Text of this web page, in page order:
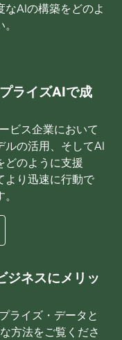
AIの構築をどのよ
ライズAIで成
ビス企業において
ルの活用、そしてAI
どのように支援
より迅速に行動で
ネスにメリッ
ライズ・データと
方法をご覧くださ